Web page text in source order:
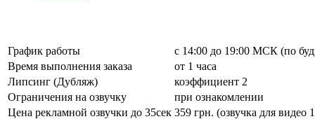
График работы
с 14:00 до 19:00 МСК (по
Время выполнения заказа
от 1 часа
Липсинг (Дубляж)
коэффициент 2
Ограничения на озвучку
при ознакомлении
Цена рекламной озвучки до 35сек 359 грн. (озвучка для видео